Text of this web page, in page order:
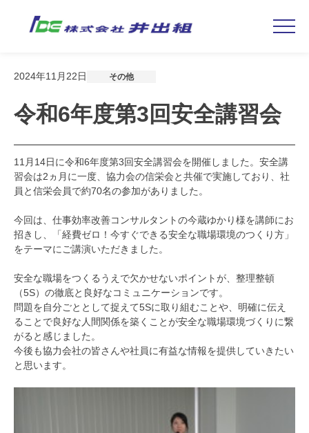
Skip
content
2024年11月22日 その他
令和6年度第3回安全講習会
11月14日に令和6年度第3回安全講習会を開催しました。安全講
習会は2ヵ月に一度、協力会の信栄会と共催で実施しており、社
員と信栄会員で約70名の参加がありました。
今回は、仕事効率改善コンサルタントの今蔵ゆかり様を講師にお
招きし、「経費ゼロ！今すぐできる安全な職場環境のつくり方」
をテーマにご講演いただきました。
安全な職場をつくるうえで欠かせないポイントが、整理整頓
（5S）の徹底と良好なコミュニケーションです。
問題を自分ごととして捉えて5Sに取り組むことや、明確に伝え
ることで良好な人間関係を築くことが安全な職場環境づくりに繋
がると感じました。
今後も協力会社の皆さんや社員に有益な情報を提供していきたい
と思います。